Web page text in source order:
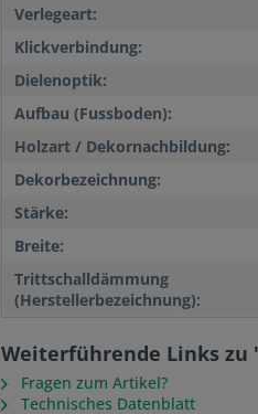
Verlegeart:
Klickverbindung:
Dielenoptik:
Aufbau (Fussboden):
Holzart / Dekornachbildung:
Dekorbezeichnung:
Stärke:
Breite:
Trittschalldämmung
(Herstellerbezeichnung):
Weiterführende Links zu
Fragen zum Artikel?
Technisches Datenblatt